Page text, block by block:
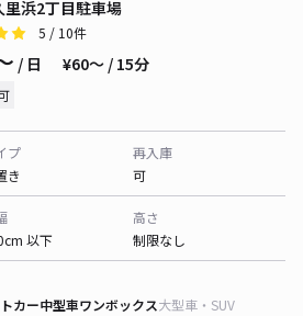
里浜2丁目駐車場
5 / 10件
/ 日 ¥60〜 / 15分
プ
き
再入庫
可
以下
高さ
制限なし
カー中型車ワンボックス大型車・SUV